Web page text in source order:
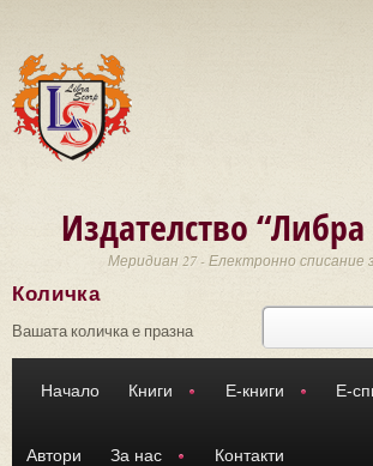
Издателство
Меридиан 27 - Електронно списание
Търси
Количка
Вашата количка е празна
Начало Книги Е-книги Е-
Автори За нас Контакти